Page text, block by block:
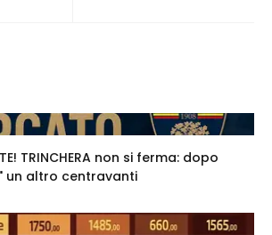
TRINCHERA non si ferma: dopo
un altro centravanti